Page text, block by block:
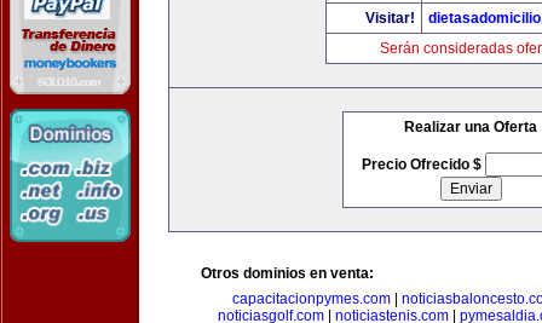
Visitar!
Serán consideradas
Realizar una Oferta
Precio Ofrecido $
Otros dominios en venta:
capacitacionpymes.com|
noticiasgolf.com| noticiastenis.com|